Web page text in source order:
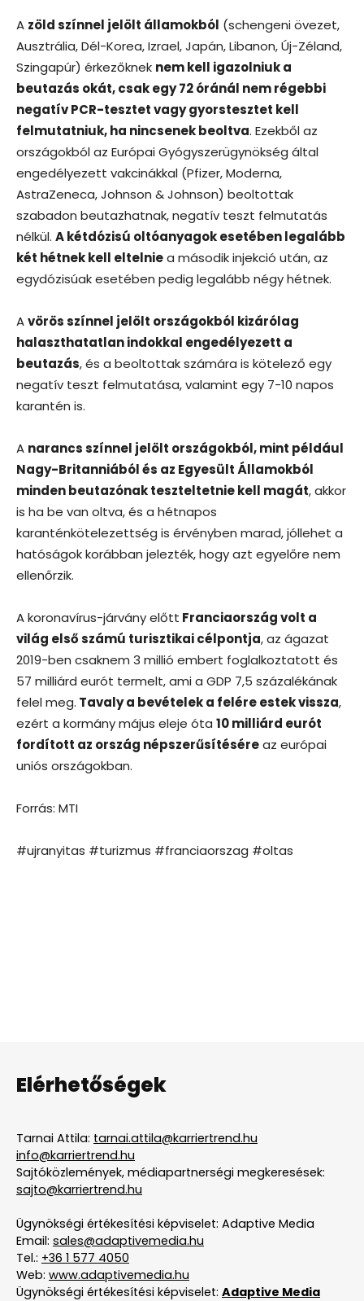
A zöld színnel jelölt államokból (schengeni övezet,
Ausztrália, Dél-Korea, Izrael, Japán, Libanon, Új-Zéland,
Szingapúr) érkezőknek nem kell igazolniuk a
beutazás okát, csak egy 72 óránál nem régebbi
negatív PCR-tesztet vagy gyorstesztet kell
felmutatniuk, ha nincsenek beoltva. Ezekből az
országokból az Európai Gyógyszerügynökség által
engedélyezett vakcinákkal (Pfizer, Moderna,
AstraZeneca, Johnson & Johnson) beoltottak
szabadon beutazhatnak, negatív teszt felmutatás
nélkül. A kétdózisú oltóanyagok esetében legalább
két hétnek kell eltelniea második injekció után, az
egydózisúak esetében pedig legalább négy hétnek.
Avörös színnel jelölt országokból kizárólag
halaszthatatlan indokkal engedélyezett a
beutazás, és a beoltottak számára is kötelező egy
negatív teszt felmutatása, valamint egy 7-10 napos
karantén is.
A narancs színnel jelölt országokból, mint például
Nagy-Britanniából és az Egyesült Államokból
minden beutazónak teszteltetnie kell magát, akkor
is ha be van oltva, és a hétnapos
karanténkötelezettség is érvényben marad, jóllehet a
hatóságok korábban jelezték, hogy azt egyelőre nem
ellenőrzik.
A koronavírus-járvány előtt Franciaország volt a
világ első számú turisztikai célpontja, az ágazat
2019-ben csaknem 3 millió embert foglalkoztatott és
57 milliárd eurót termelt, ami a GDP 7,5 százalékának
felel meg. Tavaly a bevételek a felére estek vissza,
ezért a kormány május eleje óta 10 milliárd eurót
fordított az ország népszerűsítéséreaz európai
uniós országokban.
Forrás: MTI
#ujranyitas #turizmus #franciaorszag #oltas
Elérhetőségek
Tarnai Attila: tarnai.attila@karriertrend.hu
info@karriertrend.hu
Sajtóközlemények, médiapartnerségi megkeresések:
sajto@karriertrend.hu
Ügynökségi értékesítési képviselet: Adaptive Media
Email: sales@adaptivemedia.hu
Tel.: +36 1 577 4050
Web: www.adaptivemedia.hu
Ügynökségi értékesítési képviselet: Adaptive Media